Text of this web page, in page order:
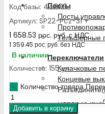
Посты
Посты
Тельферные
Переключатели
Кулачковые
Концевые
Код базы: 44869
Артикул: SP22-Pcz-31 +
1 658.53 рос. руб.с НДС
1 359.45 рос. руб.без НДС
В наличии
Количество: 155 шт.
Количество товара
Добавить в корзину